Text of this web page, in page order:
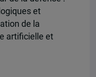
et
de la
artificielle et